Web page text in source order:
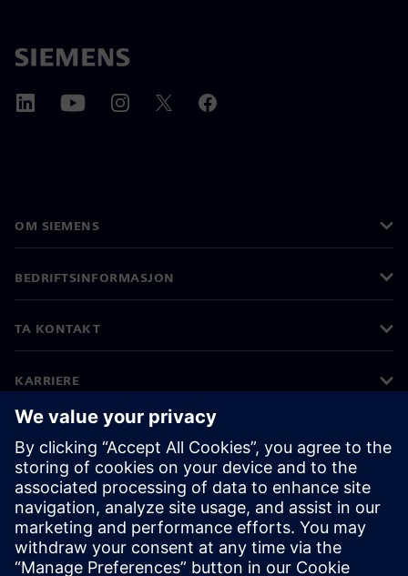
OM SIEMENS
BEDRIFTSINFORMASJON
TA KONTAKT
KARRIERE
©Siemens 2026
Bedriftsinformasjon
Personvernerklæring